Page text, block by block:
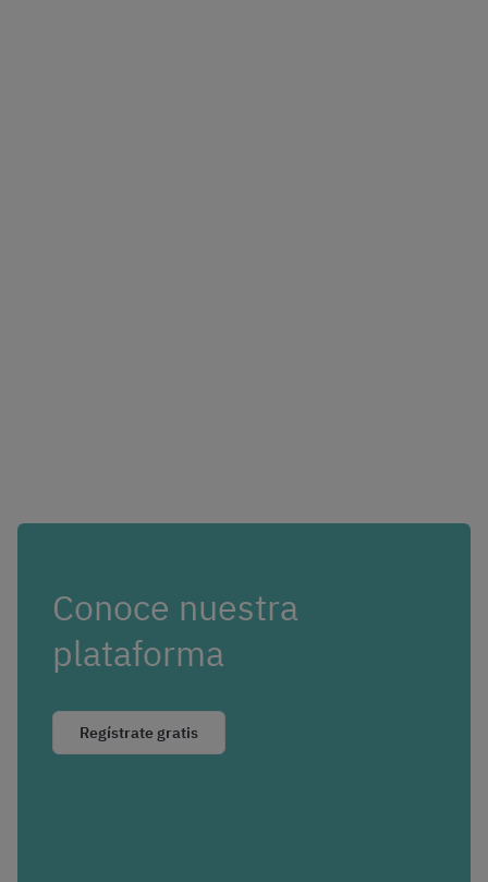
Conoce nuestra
plataforma
Regístrate gratis